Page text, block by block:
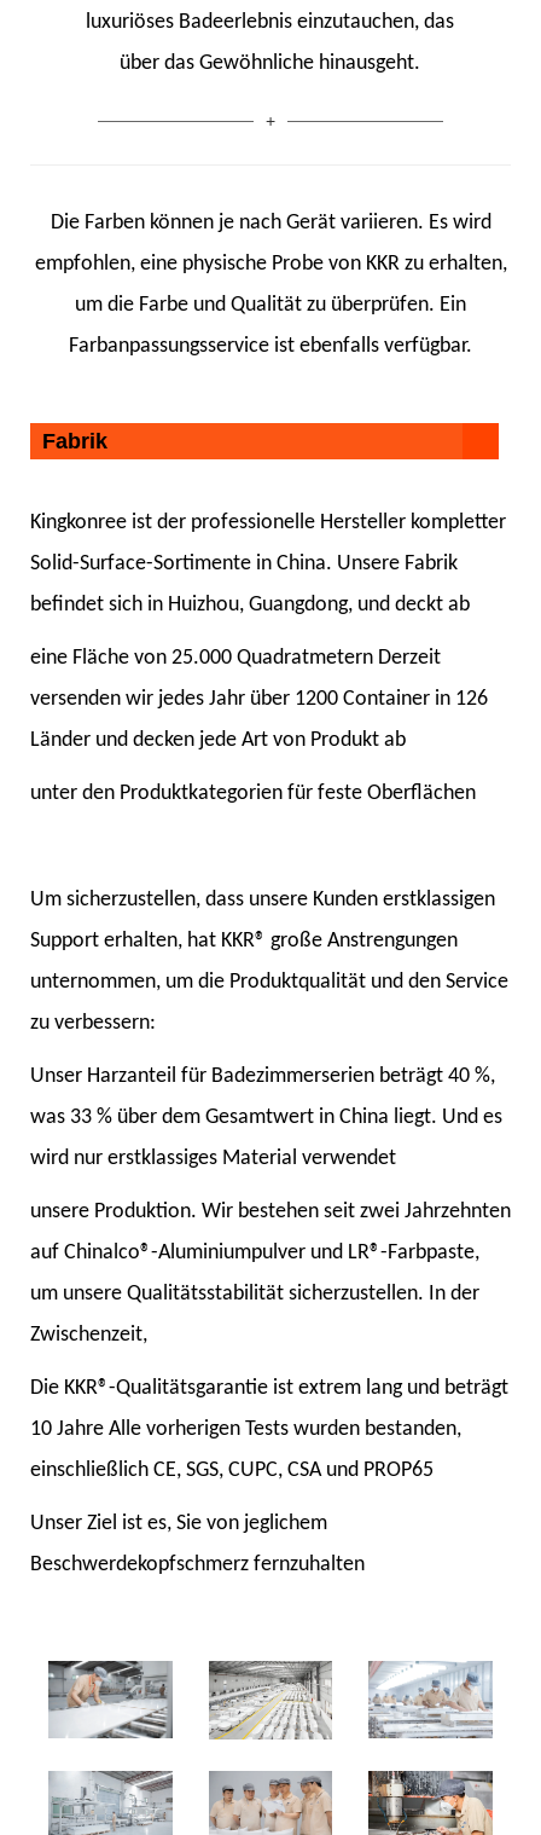
luxuriöses Badeerlebnis einzutauchen, das
über das Gewöhnliche hinausgeht.
Die Farben können je nach Gerät variieren. Es wird
empfohlen, eine physische Probe von KKR zu erhalten,
um die Farbe und Qualität zu überprüfen. Ein
Farbanpassungsservice ist ebenfalls verfügbar.
Fabrik
Kingkonree ist der professionelle Hersteller kompletter
Solid-Surface-Sortimente in China. Unsere Fabrik
befindet sich in Huizhou, Guangdong, und deckt ab
eine Fläche von 25.000 Quadratmetern Derzeit
versenden wir jedes Jahr über 1200 Container in 126
Länder und decken jede Art von Produkt ab
unter den Produktkategorien für feste Oberflächen
Um sicherzustellen, dass unsere Kunden erstklassigen
Support erhalten, hat KKR® große Anstrengungen
unternommen, um die Produktqualität und den Service
zu verbessern:
Unser Harzanteil für Badezimmerserien beträgt 40 %,
was 33 % über dem Gesamtwert in China liegt. Und es
wird nur erstklassiges Material verwendet
unsere Produktion. Wir bestehen seit zwei Jahrzehnten
auf Chinalco®-Aluminiumpulver und LR®-Farbpaste,
um unsere Qualitätsstabilität sicherzustellen. In der
Zwischenzeit,
Die KKR®-Qualitätsgarantie ist extrem lang und beträgt
10 Jahre Alle vorherigen Tests wurden bestanden,
einschließlich CE, SGS, CUPC, CSA und PROP65
Unser Ziel ist es, Sie von jeglichem
Beschwerdekopfschmerz fernzuhalten